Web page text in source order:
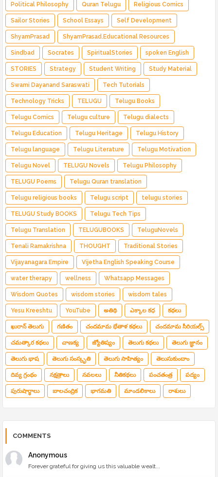
Political Philosophy Quran Telugu Religious Comics
Sailor Stories School Essays Self Development
ShyamPrasad ShyamPrasad.Educational Resources
Sindbad Socrates SpiritualStories spoken English
STORIES Strategy Student Writing Study Material
Swami Dayanand Saraswati Tech Tutorials
Technology Tricks TELUGU Telugu Books
Telugu Comics Telugu culture Telugu dialects
Telugu Education Telugu Heritage Telugu History
Telugu language Telugu Literature Telugu Motivation
Telugu Novel TELUGU Novels Telugu Philosophy
TELUGU Poems Telugu Quran translation
Telugu religious books Telugu script telugu stories
TELUGU Study BOOKS Telugu Tech Tips
Telugu Translation TELUGUBOOKS TeluguNovels
Tenali Ramakrishna THOUGHT Traditional Stories
Vijayanagara Empire Vijetha English Speaking Course
water therapy wellness Whatsapp Messages
Wisdom Quotes wisdom stories wisdom tales
Yesu Kreeshtu YouTube అతిథి ఎక్కాల కధ కథలు
ఖురాన్ తెలుగు గణితం చందమామ భేతాళ కథలు చందమామ సీరియల్స్
చమత్కార కథలు చాణక్య జ్యోతిష్యం తెలుగు కథలు తెలుగు జ్ఞానం
తెలుగు భాష తెలుగు సంస్కృతి తెలుగు సాహిత్యం తెలుసుకుందాం
దివ్య గ్రంథం నక్షత్రాలు నవలలు నీతికథలు పంచతంత్ర పద్యం
పురుషార్థాలు బాలచంద్రిక భాగమతి మాండలికాలు రాశులు
COMMENTS
Anonymous
Forever grateful for giving us this valuable wealt...